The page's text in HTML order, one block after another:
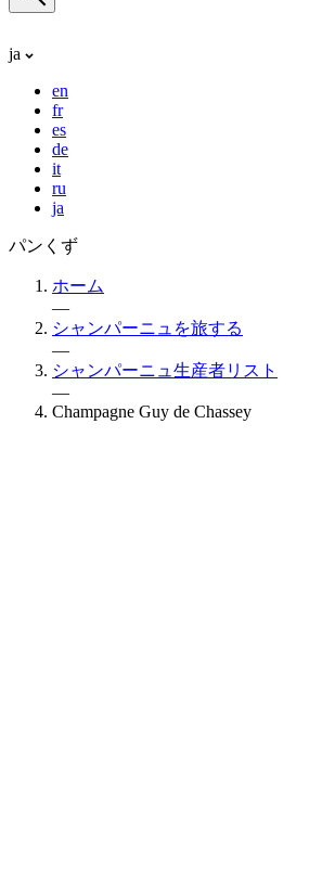
ja
en
fr
es
de
it
ru
ja
パンくず
ホーム
—
シャンパーニュを旅する
—
シャンパーニュ生産者リスト
—
Champagne Guy de Chassey